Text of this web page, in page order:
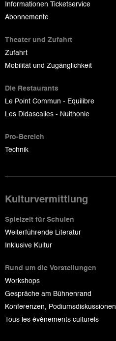
Informationen Ticketservice
Abonnemente
Theater und Zufahrt
Zufahrt
Mobilität und Zugänglichkeit
Die Restaurants
Le Point Commun - Equilibre
Les Didascalies - Nuithonie
Pro-Bereich
Technik
Kulturvermittlung
Spielzeit für Schulen
Weiterführende Literatur
Inklusive Kultur
Rund um die Vorstellungen
Workshops
Gespräche am Bühnenrand
Konferenzen, Podiumsdiskussionen
Tous les événements culturels